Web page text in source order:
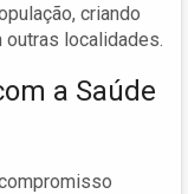
criando
localidades.
a Saúde